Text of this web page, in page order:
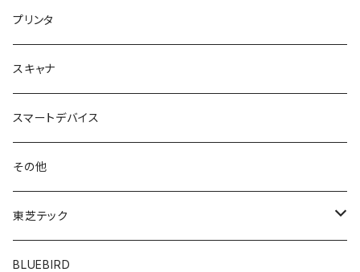
プリンタ
スキャナ
スマートデバイス
その他
東芝テック
B-LV4D
BLUEBIRD